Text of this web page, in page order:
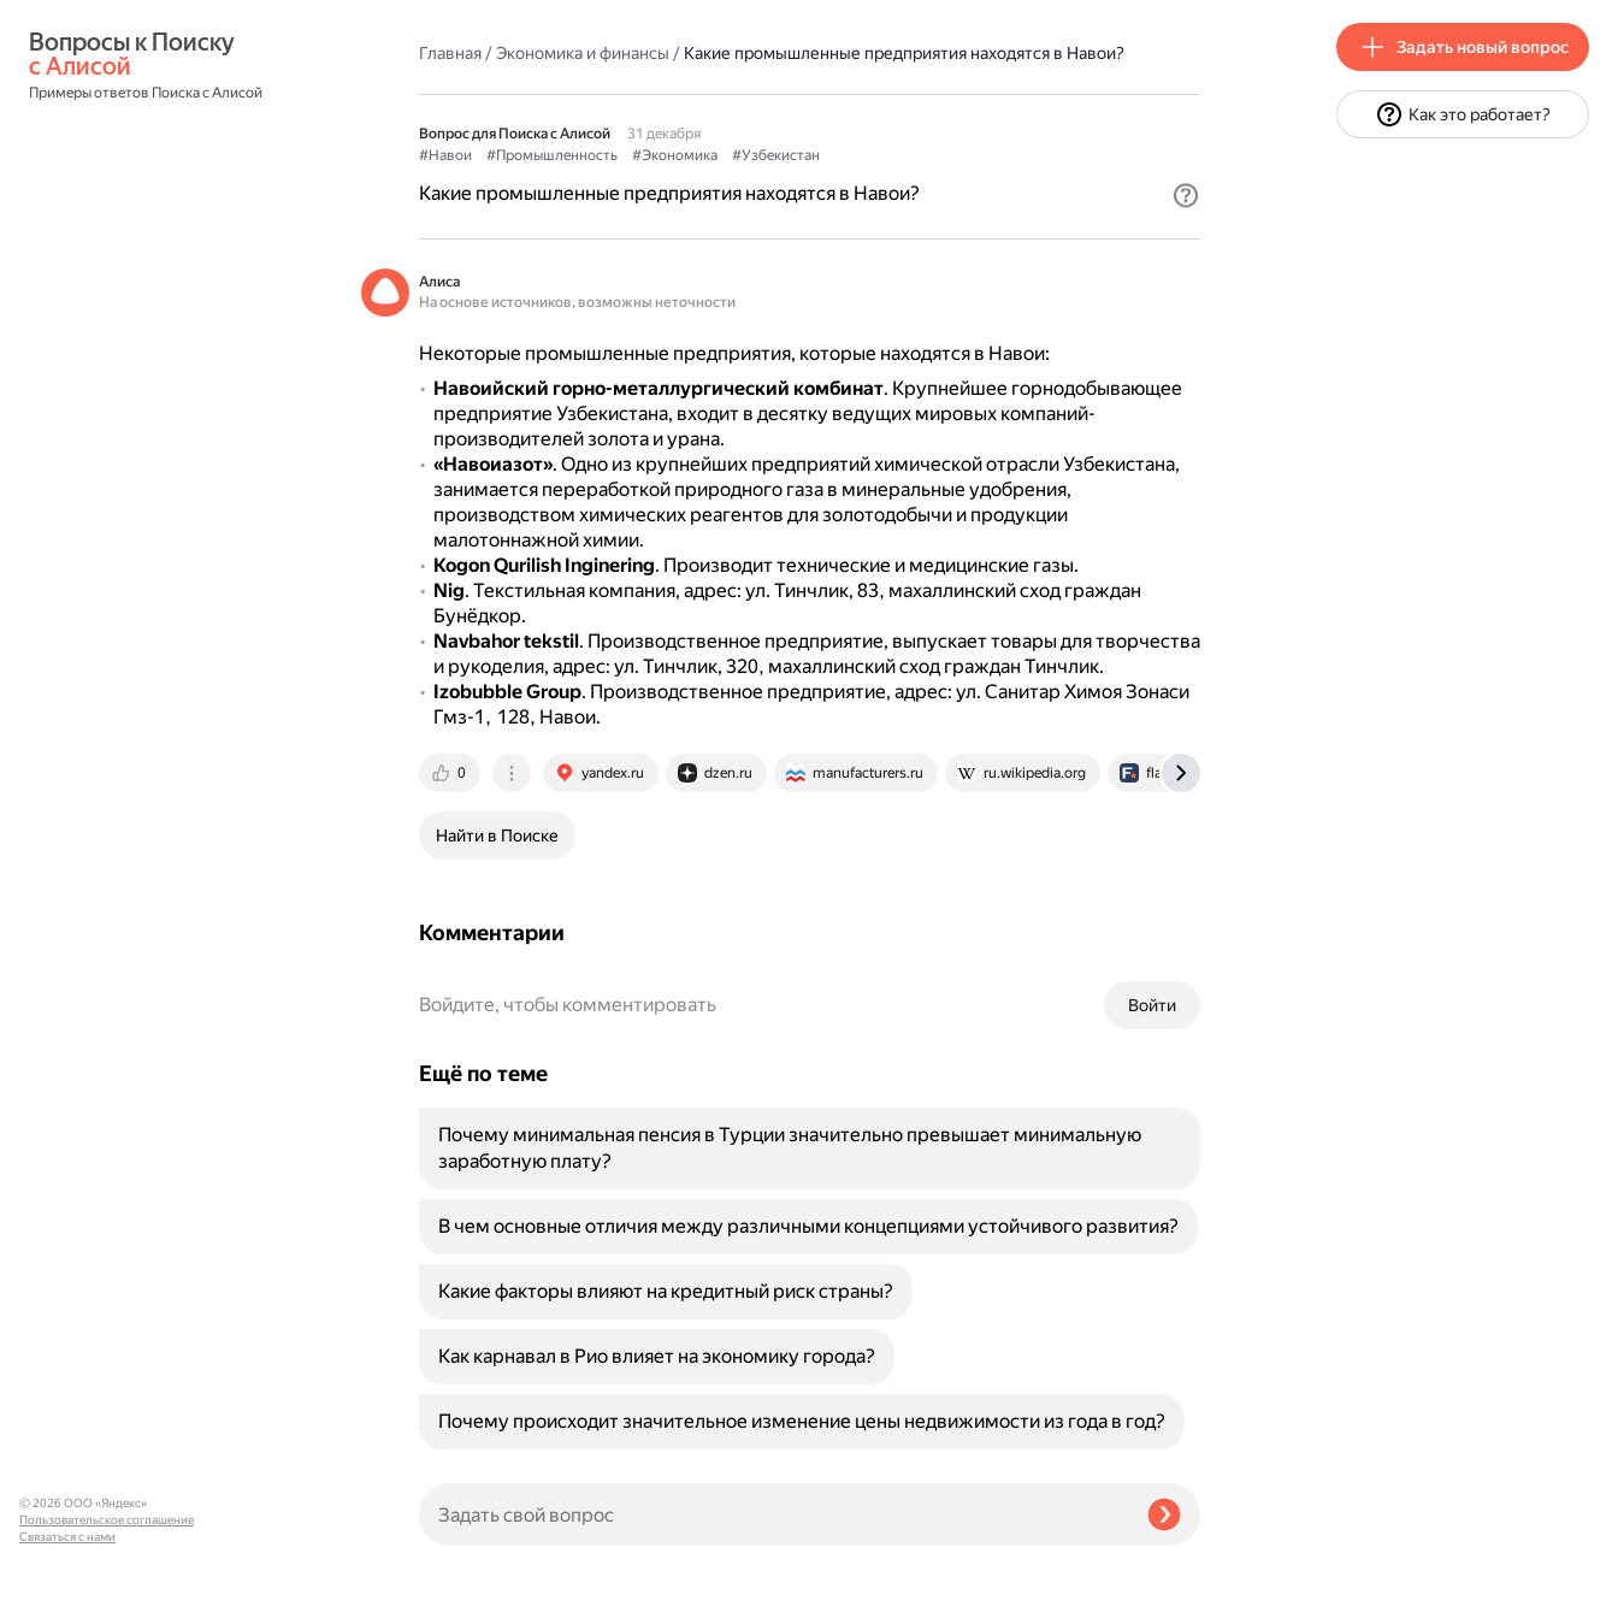
с Алисой
Примеры ответов Поиска с Алисой
Главная/Экономика и финансы / Какие промышленные предприятия находятся в Навои?
Вопрос для Поиска с Алисой
31 декабря
#Навои
#Промышленность #Экономика #Узбекистан
Какие промышленные предприятия находятся в Навои?
Алиса
На основе источников, возможны неточности
Некоторые промышленные предприятия, которые находятся в Навои:
Навоийский горно-металлургический комбинат. Крупнейшее горнодобывающее
предприятие Узбекистана, входит в десятку ведущих мировых компаний-
производителей золота и урана.
«Навоиазот». Одно из крупнейших предприятий химической отрасли Узбекистана,
занимается переработкой природного газа в минеральные удобрения,
производством химических реагентов для золотодобычи и продукции
малотоннажной химии.
Kogon Qurilish Inginering. Производит технические и медицинские газы.
Nig. Текстильная компания, адрес: ул. Тинчлик, 83, махаллинский сход граждан
Бунёдкор.
Navbahor tekstil. Производственное предприятие, выпускает товары для творчества
и рукоделия, адрес: ул. Тинчлик, 320, махаллинский сход граждан Тинчлик.
Izobubble Group. Производственное предприятие, адрес: ул. Санитар Химоя Зонаси
Гмз-1, 128, Навои.
0 yandex.ru dzen.ru manufacturers.ru ru.wikipedia.org flagma.uz
Найти в Поиске
Комментарии
Войти
Войдите, чтобы комментировать
Ещё по теме
Почему минимальная пенсия в Турции значительно превышает минимальную
заработную плату?
В чем основные отличия между различными концепциями устойчивого развития?
Какие факторы влияют на кредитный риск страны?
Как карнавал в Рио влияет на экономику города?
Почему происходит значительное изменение цены недвижимости из года в год?
© 2026 ООО «Яндекс»
Пользовательское соглашение
Связаться с нами
Задать новый вопрос
Как это работает?